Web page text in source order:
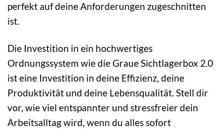
perfekt auf deine Anforderungen zugeschnitten
ist.
Die Investition in ein hochwertiges
Ordnungssystem wie die Graue Sichtlagerbox 2.0
ist eine Investition in deine Effizienz, deine
Produktivität und deine Lebensqualität. Stell dir
vor, wie viel entspannter und stressfreier dein
Arbeitsalltag wird, wenn du alles sofort